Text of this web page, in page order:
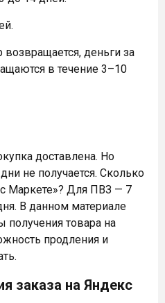
возвращается, деньги за
в течение 3–10
доставлена. Но
не получается. Сколько
Маркете»? Для ПВЗ — 7
В данном материале
получения товара на
продления и
заказа на Яндекс